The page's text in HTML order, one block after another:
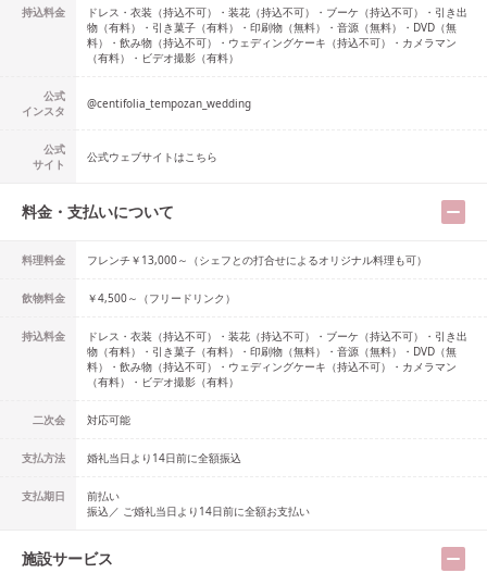
持込料金
ドレス・衣装（持込不可）・装花（持込不可）・ブーケ（持込不可）・引き出
物（有料）・引き菓子（有料）・印刷物（無料）・音源（無料）・DVD（無
料）・飲み物（持込不可）・ウェディングケーキ（持込不可）・カメラマン
（有料）・ビデオ撮影（有料）
公式
インスタ
@centifolia_tempozan_wedding
公式
サイト
公式ウェブサイトはこちら
料金・支払いについて
料理料金 フレンチ￥13,000～（シェフとの打合せによるオリジナル料理も可）
飲物料金 ￥4,500～（フリードリンク）
持込料金
ドレス・衣装（持込不可）・装花（持込不可）・ブーケ（持込不可）・引き出
物（有料）・引き菓子（有料）・印刷物（無料）・音源（無料）・DVD（無
料）・飲み物（持込不可）・ウェディングケーキ（持込不可）・カメラマン
（有料）・ビデオ撮影（有料）
二次会 対応可能
支払方法 婚礼当日より14日前に全額振込
支払期日
前払い
振込／ ご婚礼当日より14日前に全額お支払い
施設サービス